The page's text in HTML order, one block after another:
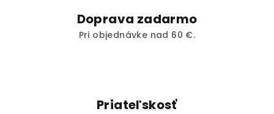
Doprava zadarmo
Pri objednávke nad 60 €.
Priateľskosť